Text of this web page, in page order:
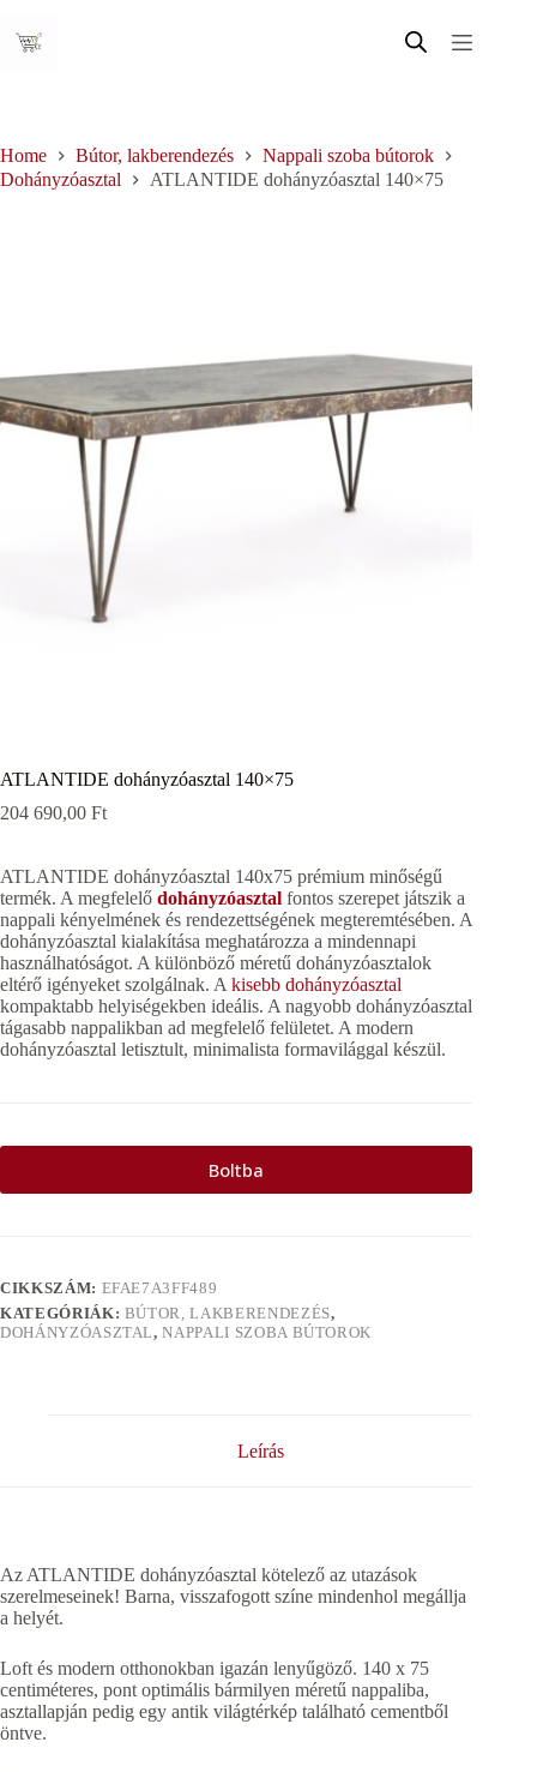
content
Home Bútor, lakberendezés
Nappali szoba bútorok
Dohányzóasztal
ATLANTIDE dohányzóasztal 140×75
ATLANTIDE dohányzóasztal 140×75
204 690,00 Ft
ATLANTIDE dohányzóasztal 140x75 prémium minőségű
termék. A megfelelő dohányzóasztal fontos szerepet játszik a
nappali kényelmének és rendezettségének megteremtésében. A
dohányzóasztal kialakítása meghatározza a mindennapi
használhatóságot. A különböző méretű dohányzóasztalok
eltérő igényeket szolgálnak. A kisebb dohányzóasztal
kompaktabb helyiségekben ideális. A nagyobb dohányzóasztal
tágasabb nappalikban ad megfelelő felületet. A modern
dohányzóasztal letisztult, minimalista formavilággal készül.
Boltba
CIKKSZÁM: EFAE7A3FF489
KATEGÓRIÁK: BÚTOR, LAKBERENDEZÉS,
DOHÁNYZÓASZTAL,NAPPALI SZOBA BÚTOROK
Leírás
Az ATLANTIDE dohányzóasztal kötelező az utazások
szerelmeseinek! Barna, visszafogott színe mindenhol megállja
a helyét.
Loft és modern otthonokban igazán lenyűgöző. 140 x 75
centiméteres, pont optimális bármilyen méretű nappaliba,
asztallapján pedig egy antik világtérkép található cementből
öntve.